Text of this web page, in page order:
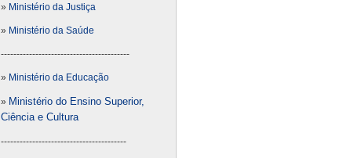
» Ministério da Justiça
» Ministério da Saúde
-----------------------------------------
» Ministério da Educação
» Ministério do Ensino Superior,
Ciência e Cultura
----------------------------------------